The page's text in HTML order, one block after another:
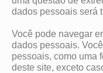
dados pessoais será
Você pode navegar
dados pessoais.
pessoais, como uma
deste site, exceto